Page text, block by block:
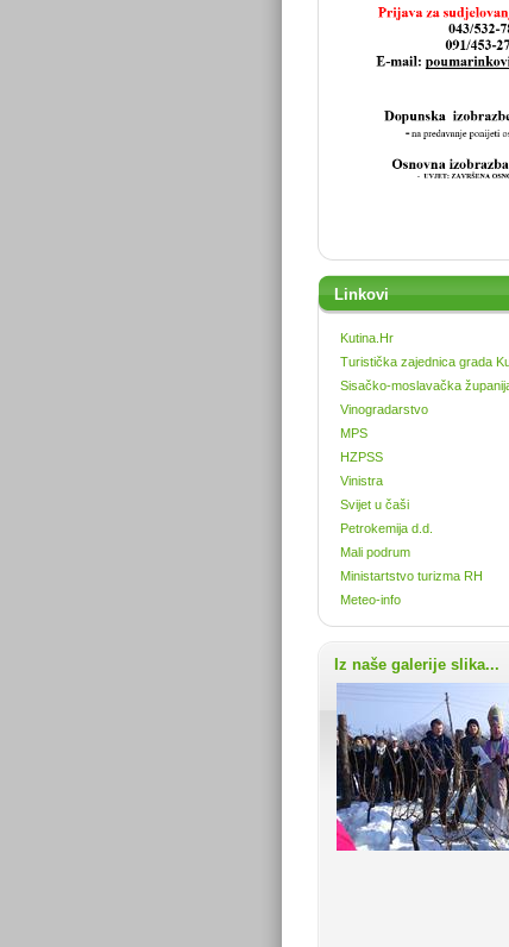
Linkovi
Kutina.Hr
Turistička zajednica grada
Sisačko-moslavačka
Vinogradarstvo
MPS
HZPSS
Vinistra
Svijet u čaši
Petrokemija d.d.
Mali podrum
Ministartstvo turizma RH
Meteo-info
Iz naše galerije slika...